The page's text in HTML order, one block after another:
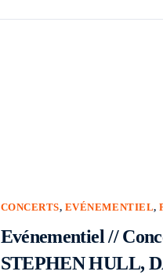
CONCERTS, EVÉNEMENTIEL,
Evénementiel //
STEPHEN HULL,